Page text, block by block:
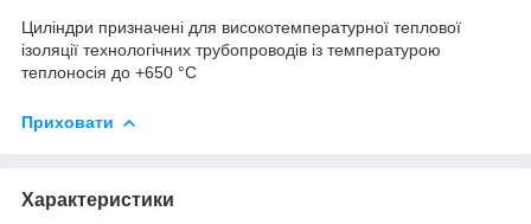
Циліндри призначені для високотемпературної теплової
ізоляції технологічних трубопроводів із температурою
теплоносія до +650 °C
Приховати
Характеристики